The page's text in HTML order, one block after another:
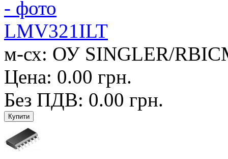
LMV321ILT
м-сх: ОУ SINGLER/
Цена: 0.00 грн.
Без ПДВ: 0.00 грн.